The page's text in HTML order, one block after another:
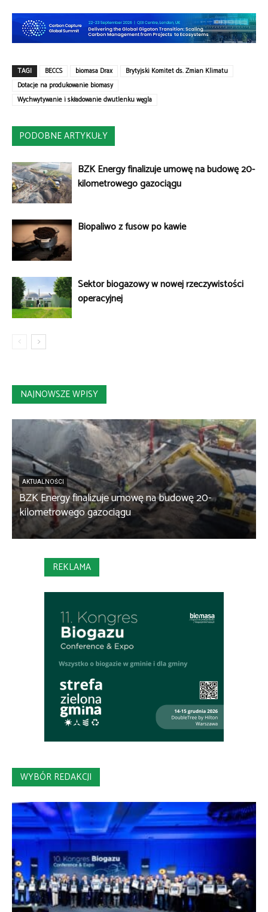
TAGI BECCS biomasa Drax
Brytyjski Komitet ds. Zmian Klimatu
Dotacje na produkowanie biomasy
Wychwytywanie i składowanie dwutlenku węgla
PODOBNE ARTYKUŁY
BZK Energy finalizuje umowę na budowę 20-
kilometrowego gazociągu
Biopaliwo z fusów po kawie
Sektor biogazowy w nowej rzeczywistości
operacyjnej
NAJNOWSZE WPISY
AKTUALNOŚCI
BZK Energy finalizuje umowę na budowę 20-
kilometrowego gazociągu
REKLAMA
WYBÓR REDAKCJI